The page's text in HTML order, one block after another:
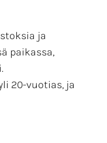
ja
paikassa,
20-vuotias, ja